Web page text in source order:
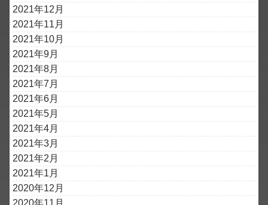
2021年12月
2021年11月
2021年10月
2021年9月
2021年8月
2021年7月
2021年6月
2021年5月
2021年4月
2021年3月
2021年2月
2021年1月
2020年12月
2020年11月